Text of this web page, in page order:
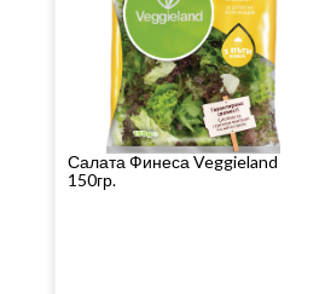
Салата Финеса Veggieland
150гр.